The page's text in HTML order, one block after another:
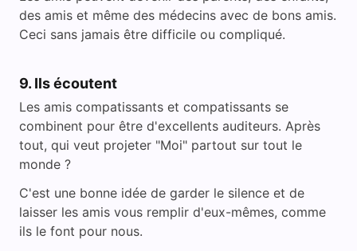
des amis et même des médecins avec de bons amis.
Ceci sans jamais être difficile ou compliqué.
9. Ils écoutent
Les amis compatissants et compatissants se
combinent pour être d'excellents auditeurs. Après
tout, qui veut projeter "Moi" partout sur tout le
monde ?
C'est une bonne idée de garder le silence et de
laisser les amis vous remplir d'eux-mêmes, comme
ils le font pour nous.